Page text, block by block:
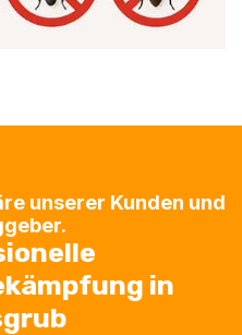
unserer Kunden und
in